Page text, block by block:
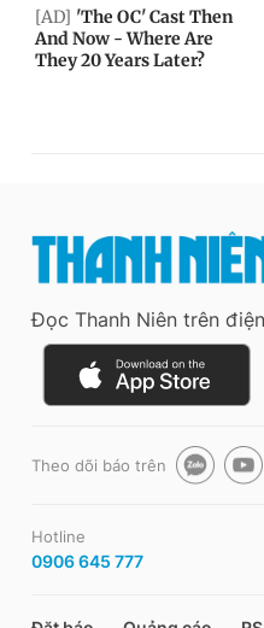
Đọc Thanh Niên trên
Theo dõi báo trên
Hotline
0906 645 777